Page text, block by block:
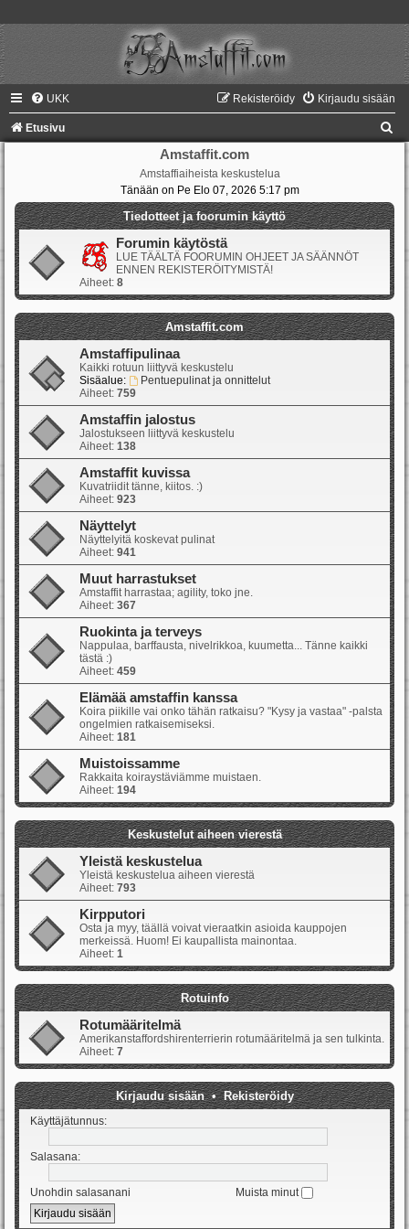
UKK Kirjaudu sisään
Rekisteröidy
Etusivu
Amstaffit.com
Amstaffiaiheista keskustelua
Tänään on Pe Elo 07, 2026 5:17 pm
Tiedotteet ja foorumin käyttö
Forumin käytöstä
LUE TÄÄLTÄ FOORUMIN OHJEET JA SÄÄNNÖT
ENNEN REKISTERÖITYMISTÄ!
Aiheet: 8
Amstaffit.com
Amstaffipulinaa
Kaikki rotuun liittyvä keskustelu
Sisäalue:
Pentuepulinat ja onnittelut
Aiheet: 759
Amstaffin jalostus
Jalostukseen liittyvä keskustelu
Aiheet: 138
Amstaffit kuvissa
Kuvatriidit tänne, kiitos. :)
Aiheet: 923
Näyttelyt
Näyttelyitä koskevat pulinat
Aiheet: 941
Muut harrastukset
Amstaffit harrastaa; agility, toko jne.
Aiheet: 367
Ruokinta ja terveys
Nappulaa, barffausta, nivelrikkoa, kuumetta... Tänne kaikki
tästä :)
Aiheet: 459
Elämää amstaffin kanssa
Koira piikille vai onko tähän ratkaisu? "Kysy ja vastaa" -palsta
ongelmien ratkaisemiseksi.
Aiheet: 181
Muistoissamme
Rakkaita koiraystäviämme muistaen.
Aiheet: 194
Keskustelut aiheen vierestä
Yleistä keskustelua
Yleistä keskustelua aiheen vierestä
Aiheet: 793
Kirpputori
Osta ja myy, täällä voivat vieraatkin asioida kauppojen
merkeissä. Huom! Ei kaupallista mainontaa.
Aiheet: 1
Rotuinfo
Rotumääritelmä
Amerikanstaffordshirenterrierin rotumääritelmä ja sen tulkinta.
Aiheet: 7
Kirjaudu sisään•Rekisteröidy
Käyttäjätunnus:
Salasana:
Unohdin salasanani Muista minut